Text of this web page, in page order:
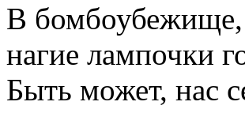
В бомбоубежище,
нагие лампочки
Быть может, нас